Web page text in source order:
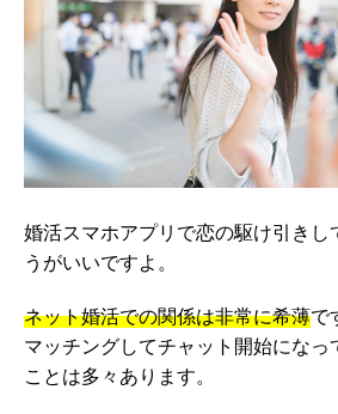
婚活スマホアプリで恋の駆け引きし
うがいいですよ。
ネット婚活での関係は非常に希薄で
マッチングしてチャット開始になっ
ことは多々あります。